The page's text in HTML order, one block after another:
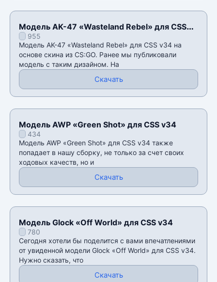
Модель AK-47 «Wasteland Rebel» для CSS
v34955
Модель AK-47 «Wasteland Rebel» для CSS v34 на
основе скина из CS:GO. Ранее мы публиковали
модель с таким дизайном. На
Скачать
Модель AWP «Green Shot» для CSS v34
434
Модель AWP «Green Shot» для CSS v34 также
попадает в нашу сборку, не только за счет своих
ходовых качеств, но и
Скачать
Модель Glock «Off World» для CSS v34
780
Сегодня хотели бы поделится с вами впечатлениями
от увиденной модели Glock «Off World» для CSS v34.
Нужно сказать, что
Скачать